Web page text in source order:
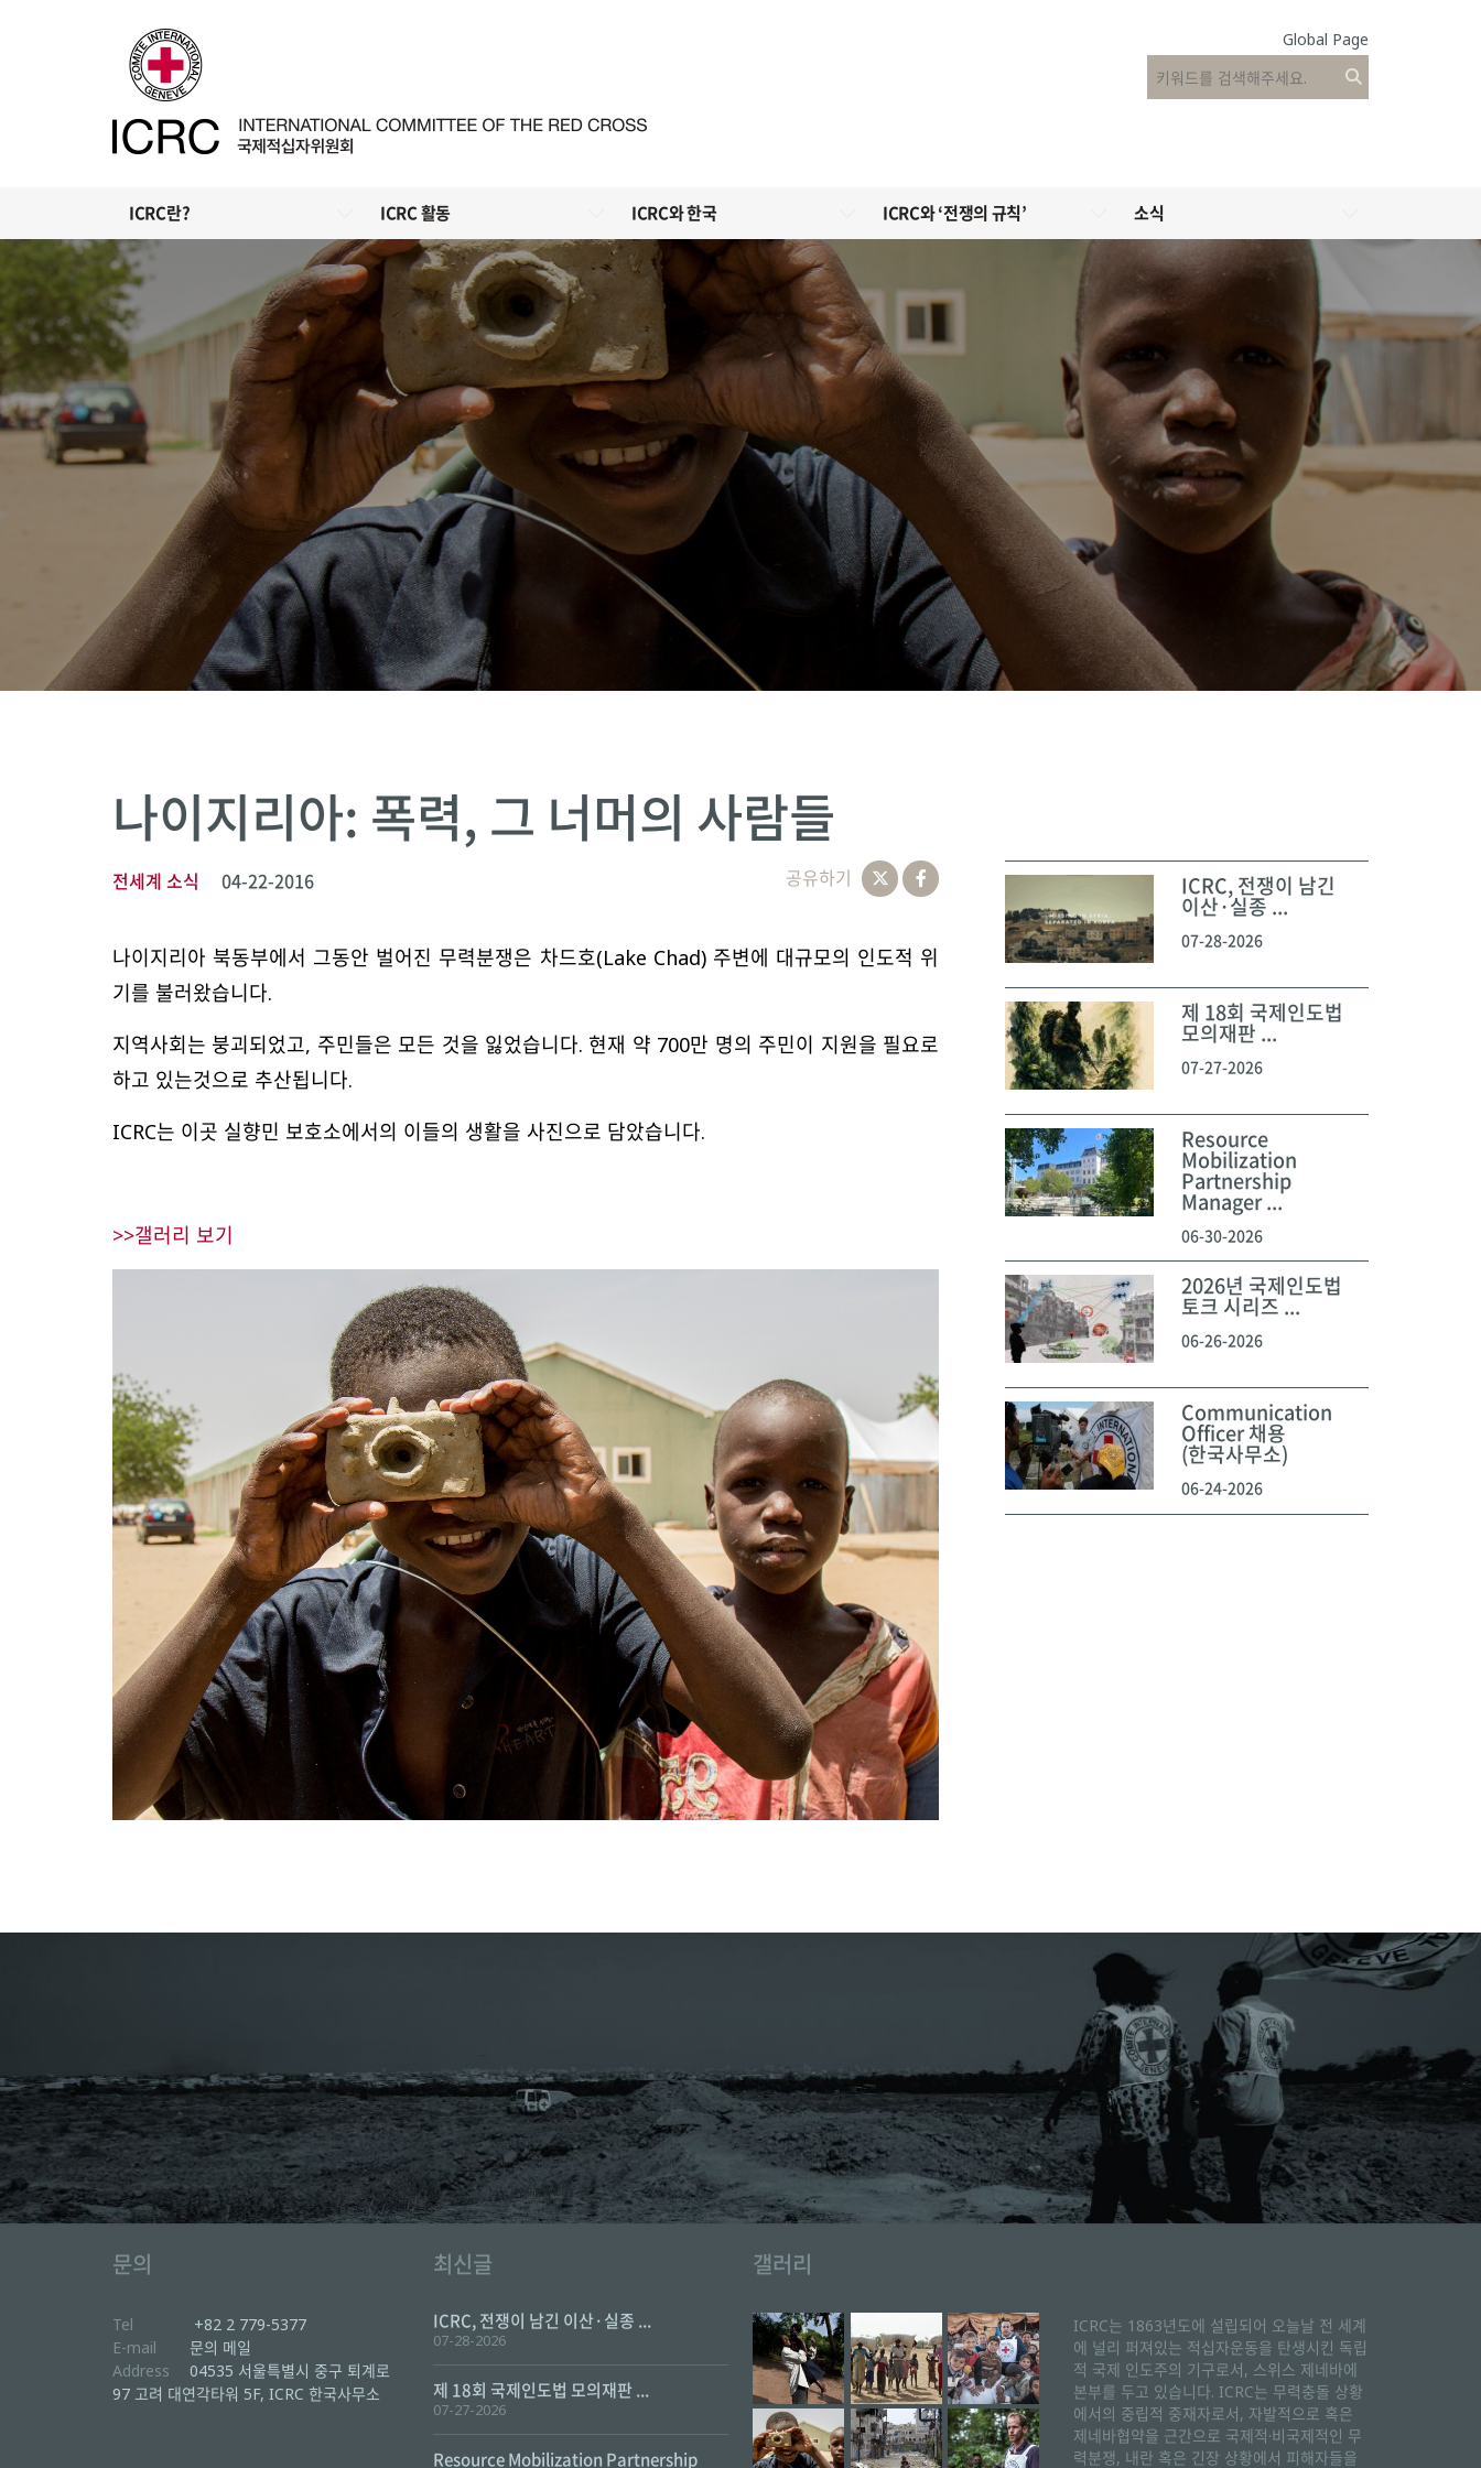
Global Page
ICRC란? ICRC 활동 ICRC와 한국 ICRC와 ‘전쟁의 규칙’ 소식
나이지리아: 폭력, 그 너머의 사람들
전세계 소식 04-22-2016 공유하기
나이지리아 북동부에서 그동안 벌어진 무력분쟁은 차드호(Lake Chad) 주변에 대규모의 인도적 위
기를 불러왔습니다.
지역사회는 붕괴되었고, 주민들은 모든 것을 잃었습니다. 현재 약 700만 명의 주민이 지원을 필요로
하고 있는것으로 추산됩니다.
ICRC는 이곳 실향민 보호소에서의 이들의 생활을 사진으로 담았습니다.
>>갤러리 보기
ICRC, 전쟁이 남긴
이산·실종 ...
07-28-2026
제 18회 국제인도법
모의재판 ...
07-27-2026
Resource
Mobilization
Partnership
Manager ...
06-30-2026
2026년 국제인도법
토크 시리즈 ...
06-26-2026
Communication
Officer 채용
(한국사무소)
06-24-2026
문의
Tel
+82 2 779-5377
E-mail
문의 메일
Address
04535 서울특별시 중구 퇴계로
97 고려 대연각타워 5F, ICRC 한국사무소
최신글
ICRC, 전쟁이 남긴 이산·실종 ...
07-28-2026
제 18회 국제인도법 모의재판 ...
07-27-2026
Resource Mobilization Partnership
갤러리
ICRC는 1863년도에 설립되어 오늘날 전 세계
에 널리 퍼져있는 적십자운동을 탄생시킨 독립
적 국제 인도주의 기구로서, 스위스 제네바에
본부를 두고 있습니다. ICRC는 무력충돌 상황
에서의 중립적 중재자로서, 자발적으로 혹은
제네바협약을 근간으로 국제적·비국제적인 무
력분쟁, 내란 혹은 긴장 상황에서 피해자들을